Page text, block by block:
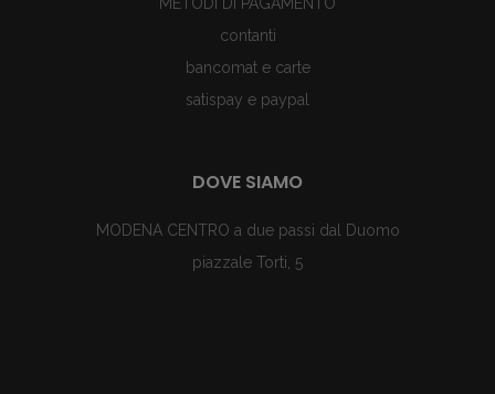
contanti
bancomat e carte
satispay e paypal
DOVE SIAMO
MODENA CENTRO a due passi dal Duomo
piazzale Torti, 5